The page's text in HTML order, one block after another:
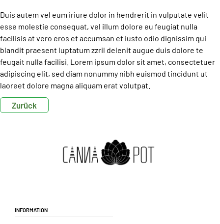
Duis autem vel eum iriure dolor in hendrerit in vulputate velit
esse molestie consequat, vel illum dolore eu feugiat nulla
facilisis at vero eros et accumsan et iusto odio dignissim qui
blandit praesent luptatum zzril delenit augue duis dolore te
feugait nulla facilisi. Lorem ipsum dolor sit amet, consectetuer
adipiscing elit, sed diam nonummy nibh euismod tincidunt ut
laoreet dolore magna aliquam erat volutpat.
Zurück
Information